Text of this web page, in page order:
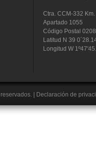
Ctra. CCM-332
Apartado 1055
Código Postal
Latitud N 39
Longitud W
Declaración de